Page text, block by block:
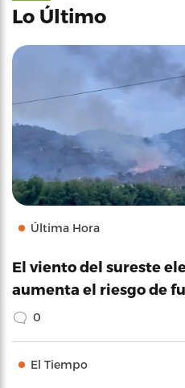
Lo Último
Última Hora
El viento del sureste
aumenta el riesgo de
0
El Tiempo